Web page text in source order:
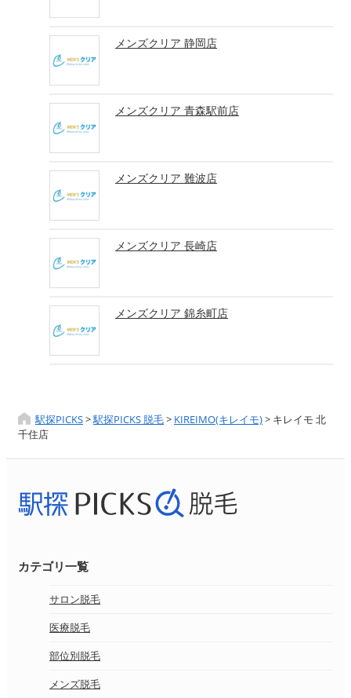
メンズクリア 静岡店
メンズクリア 青森駅前店
メンズクリア 難波店
メンズクリア 長崎店
メンズクリア 錦糸町店
駅探PICKS>駅探PICKS 脱毛> KIREIMO(キレイモ)> キレイモ 北
千住店
カテゴリ一覧
サロン脱毛
医療脱毛
部位別脱毛
メンズ脱毛